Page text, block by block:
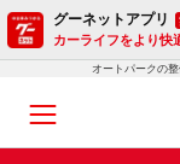
グーネットアプリ
カーライフをより快
オートパークの